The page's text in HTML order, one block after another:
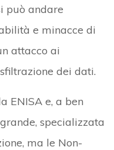
può andare
e minacce di
attacco ai
dei dati.
ENISA e, a ben
specializzata
ma le Non-